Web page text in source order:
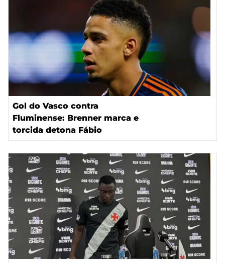
Gol do Vasco contra
Fluminense: Brenner marca e
torcida detona Fábio